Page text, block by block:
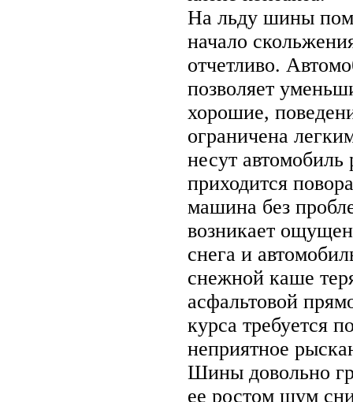
На льду шины
начало
отчетливо.
позволяет
хорошие,
ограничена
несут
приходится
машина без
возникает
снега и
снежной каше
асфальтовой
курса требуется
неприятное
Шины довольно
ее ростом шум